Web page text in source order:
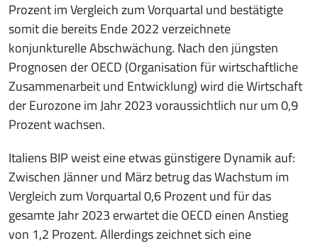
Prozent im Vergleich zum Vorquartal und bestätigte
somit die bereits Ende 2022 verzeichnete
konjunkturelle Abschwächung. Nach den jüngsten
Prognosen der OECD (Organisation für wirtschaftliche
Zusammenarbeit und Entwicklung) wird die Wirtschaft
der Eurozone im Jahr 2023 voraussichtlich nur um 0,9
Prozent wachsen.
Italiens BIP weist eine etwas günstigere Dynamik auf:
Zwischen Jänner und März betrug das Wachstum im
Vergleich zum Vorquartal 0,6 Prozent und für das
gesamte Jahr 2023 erwartet die OECD einen Anstieg
von 1,2 Prozent. Allerdings zeichnet sich eine